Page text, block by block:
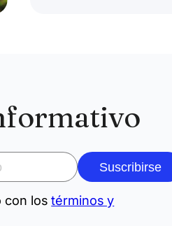
Suscribirse
con lostérminos y